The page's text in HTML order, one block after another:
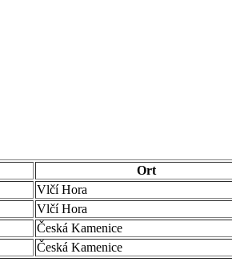
Ort
Vlčí Hora
Vlčí Hora
Česká Kamenice
Česká Kamenice